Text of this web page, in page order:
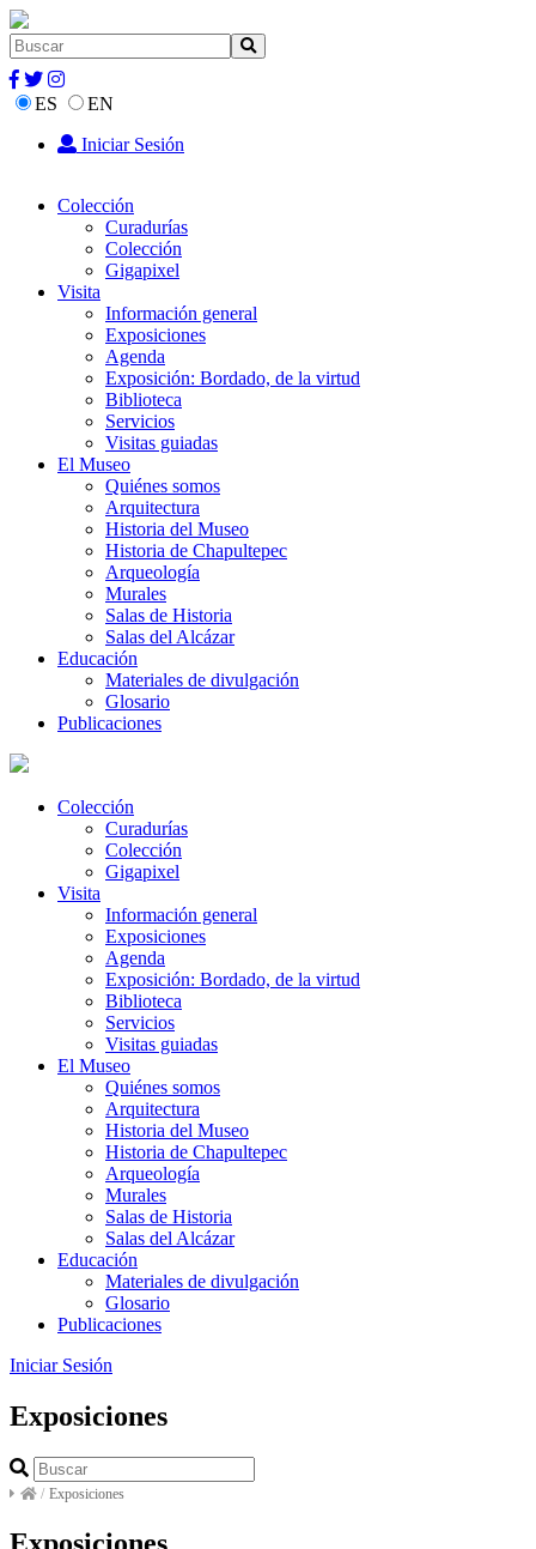
ES
EN
Iniciar Sesión
Colección
Curadurías
Colección
Gigapixel
Visita
Información general
Exposiciones
Agenda
Exposición: Bordado, de la virtud
Biblioteca
Servicios
Visitas guiadas
El Museo
Quiénes somos
Arquitectura
Historia del Museo
Historia de Chapultepec
Arqueología
Murales
Salas de Historia
Salas del Alcázar
Educación
Materiales de divulgación
Glosario
Publicaciones
Colección
Curadurías
Colección
Gigapixel
Visita
Información general
Exposiciones
Agenda
Exposición: Bordado, de la virtud
Biblioteca
Servicios
Visitas guiadas
El Museo
Quiénes somos
Arquitectura
Historia del Museo
Historia de Chapultepec
Arqueología
Murales
Salas de Historia
Salas del Alcázar
Educación
Materiales de divulgación
Glosario
Publicaciones
Iniciar Sesión
Exposiciones
/ Exposiciones
Exposiciones